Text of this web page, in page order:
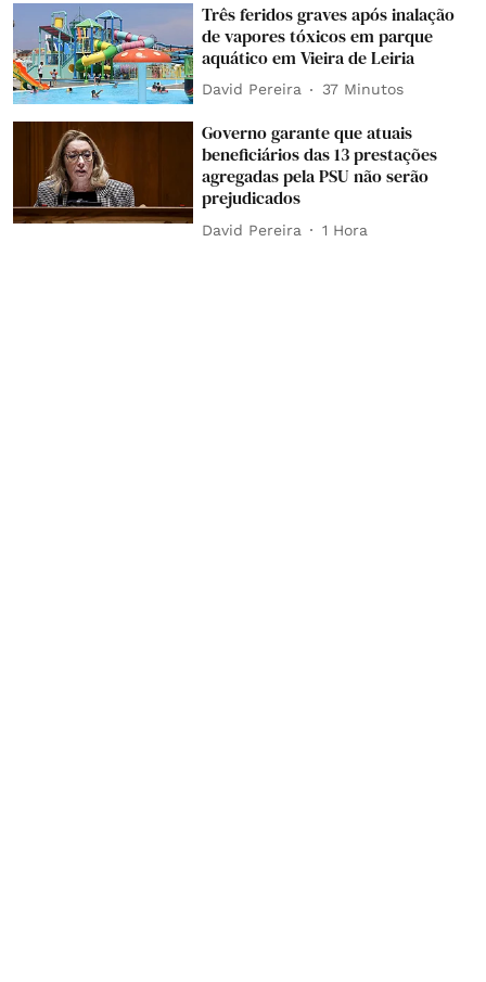
Três feridos graves após inalação
de vapores tóxicos em parque
aquático em Vieira de Leiria
David Pereira 37 Minutos
Governo garante que atuais
beneficiários das 13 prestações
agregadas pela PSU não serão
prejudicados
David Pereira 1 Hora